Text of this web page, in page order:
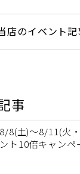
店のイベント記
事
8/8(土)～8/11(火
ト10倍キャンペ